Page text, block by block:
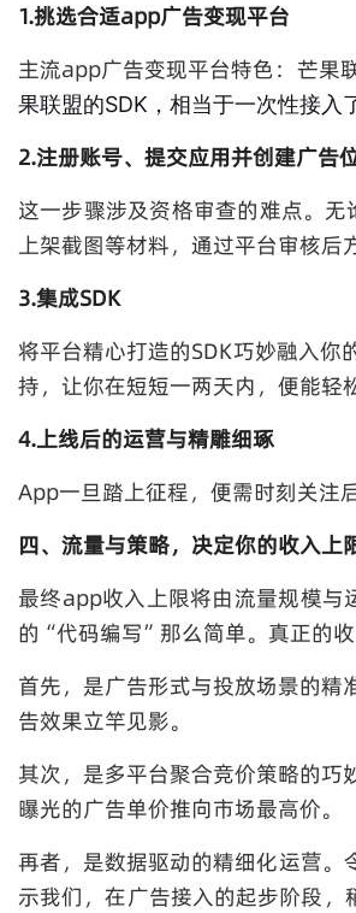
1.挑选合适app广告变现平台
主流app广告变现平台特色：芒果
果联盟的SDK，相当于一次性接入
2.注册账号、提交应用并创建广告
这一步骤涉及资格审查的难点。
上架截图等材料，通过平台审核后
3.集成SDK
将平台精心打造的SDK巧妙融入
持，让你在短短一两天内，便能轻
4.上线后的运营与精雕细琢
App一旦踏上征程，便需时刻关注
四、流量与策略，决定你的收入上
最终app收入上限将由流量规模与
的“代码编写”那么简单。真正的
首先，是广告形式与投放场景的
告效果立竿见影。
其次，是多平台聚合竞价策略的
曝光的广告单价推向市场最高价。
再者，是数据驱动的精细化运营。
示我们，在广告接入的起步阶段